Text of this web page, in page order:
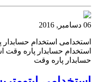
06 دسامبر, 2016
استخدامی استخدام حسابدار
استخدام حسابدار پاره وقت
حسابدار پاره وقت